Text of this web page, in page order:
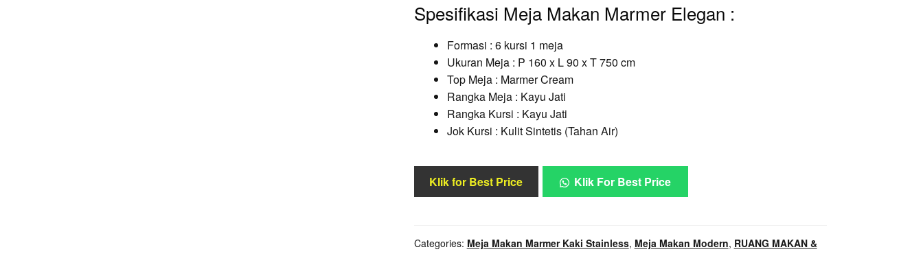
was:
Rp15.000.000.
is:
Spesifikasi Meja Makan Marmer Elegan :
Formasi : 6 kursi 1 meja
Ukuran Meja : P 160 x L 90 x T 750 cm
Top Meja : Marmer Cream
Rangka Meja : Kayu Jati
Rangka Kursi : Kayu Jati
Jok Kursi : Kulit Sintetis (Tahan Air)
Klik for Best Price Klik For Best Price
Categories: Meja Makan Marmer Kaki Stainless, Meja Makan Modern, RUANG MAKAN &